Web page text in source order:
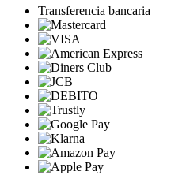
Transferencia bancaria